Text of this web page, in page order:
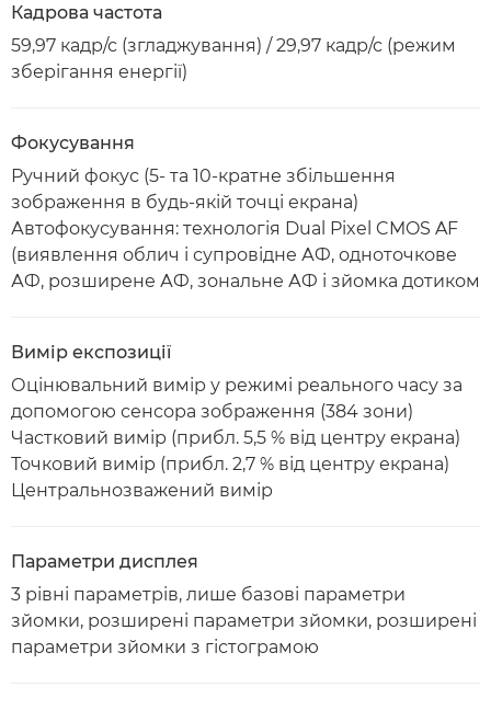
Кадрова частота
59,97 кадр/с (згладжування) / 29,97 кадр/с (режим
зберігання енергії)
Фокусування
Ручний фокус (5- та 10-кратне збільшення
зображення в будь-якій точці екрана)
Автофокусування: технологія Dual Pixel CMOS AF
(виявлення облич і супровідне АФ, одноточкове
АФ, розширене АФ, зональне АФ і зйомка дотиком
Вимір експозиції
Оцінювальний вимір у режимі реального часу за
допомогою сенсора зображення (384 зони)
Частковий вимір (прибл. 5,5 % від центру екрана)
Точковий вимір (прибл. 2,7 % від центру екрана)
Центральнозважений вимір
Параметри дисплея
3 рівні параметрів, лише базові параметри
зйомки, розширені параметри зйомки, розширені
параметри зйомки з гістограмою